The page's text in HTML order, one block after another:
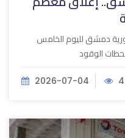
دمشق لليوم الخامس
الوقود
2026-07-04